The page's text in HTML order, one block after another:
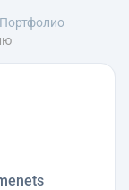
Портфолио